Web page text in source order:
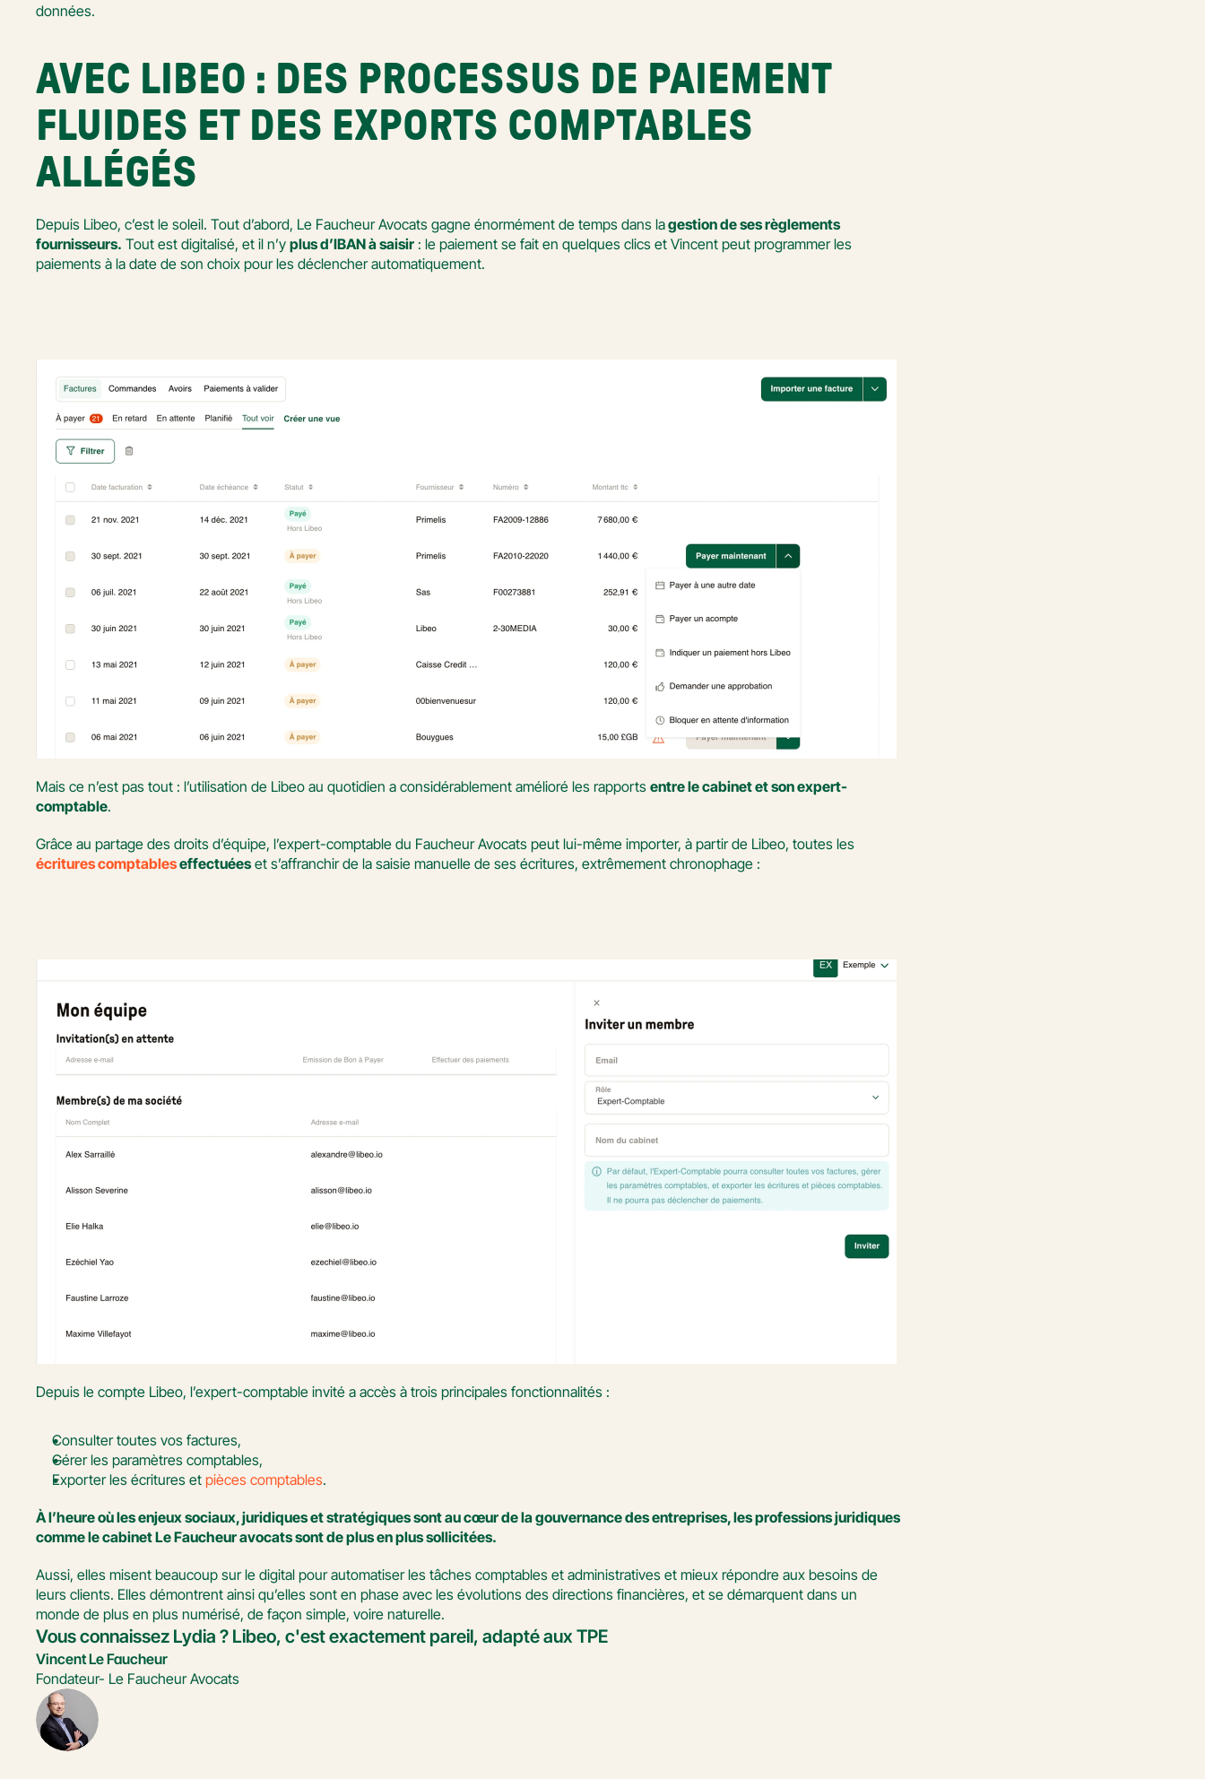
données.
AVEC LIBEO : DES PROCESSUS DE PAIEMENT
FLUIDES ET DES EXPORTS COMPTABLES
ALLÉGÉS
Depuis Libeo, c’est le soleil. Tout d’abord, Le Faucheur Avocats gagne énormément de temps dans la gestion de ses règlements
fournisseurs. Tout est digitalisé, et il n’y plus d’IBAN à saisir : le paiement se fait en quelques clics et Vincent peut programmer les
paiements à la date de son choix pour les déclencher automatiquement.
Mais ce n’est pas tout : l’utilisation de Libeo au quotidien a considérablement amélioré les rapports entre le cabinet et son expert-
comptable.
écritures comptables effectuées et s’affranchir de la saisie manuelle de ses écritures, extrêmement chronophage :
Depuis le compte Libeo, l’expert-comptable invité a accès à trois principales fonctionnalités :
Consulter toutes vos factures,
Gérer les paramètres comptables,
Exporter les écritures et pièces comptables.
À l’heure où les enjeux sociaux, juridiques et stratégiques sont au cœur de la gouvernance des entreprises, les professions juridiques
comme le cabinet Le Faucheur avocats sont de plus en plus sollicitées.
Aussi, elles misent beaucoup sur le digital pour automatiser les tâches comptables et administratives et mieux répondre aux besoins de
leurs clients. Elles démontrent ainsi qu’elles sont en phase avec les évolutions des directions financières, et se démarquent dans un
monde de plus en plus numérisé, de façon simple, voire naturelle.
Vous connaissez Lydia ? Libeo, c'est exactement pareil, adapté aux TPE
Vincent Le Faucheur
Fondateur- Le Faucheur Avocats